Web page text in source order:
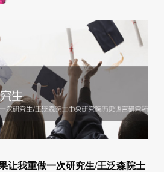
让我重做一次研究生/王泛森院士